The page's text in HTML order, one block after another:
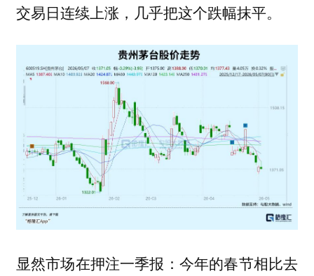
交易日连续上涨，几乎把这个跌幅抹平。
显然市场在押注一季报：今年的春节相比去